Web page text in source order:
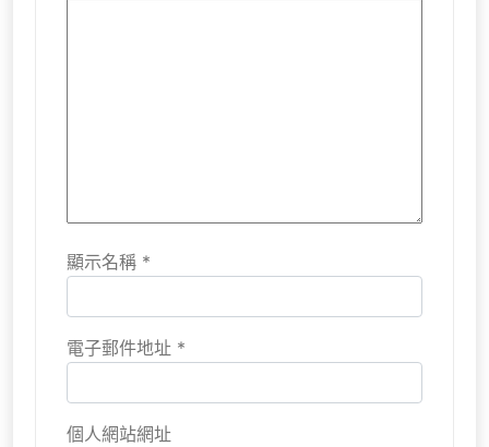
顯示名稱 *
電子郵件地址 *
個人網站網址